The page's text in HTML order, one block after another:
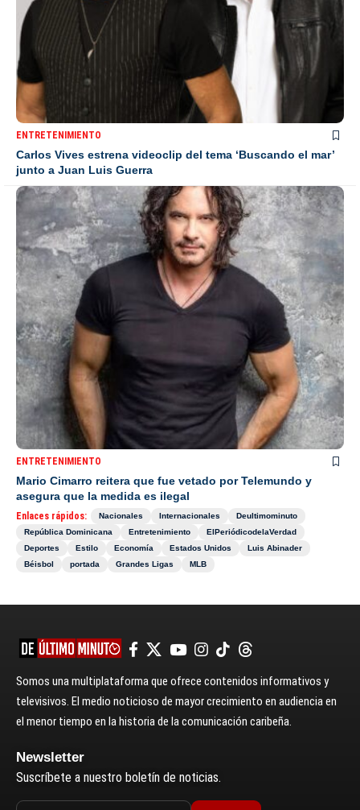
ENTRETENIMIENTO
Carlos Vives estrena videoclip del tema ‘Buscando el mar’
junto a Juan Luis Guerra
ENTRETENIMIENTO
Mario Cimarro reitera que fue vetado por Telemundo y
asegura que la medida es ilegal
Enlaces rápidos: Nacionales Internacionales
Deultimominuto
República Dominicana
Entretenimiento
ElPeriódicodelaVerdad
Deportes
Estilo Economía Estados Unidos
Luis Abinader
Béisbol
portada Grandes Ligas MLB
Somos una multiplataforma que ofrece contenidos informativos y
televisivos. El medio noticioso de mayor crecimiento en audiencia en
el menor tiempo en la historia de la comunicación caribeña.
Newsletter
Suscríbete a nuestro boletín de noticias.